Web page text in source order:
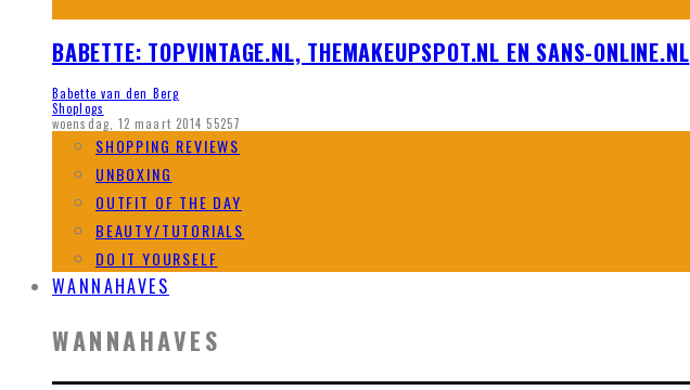
BABETTE: TOPVINTAGE.NL, THEMAKEUPSPOT.NL EN SANS-ONLINE.NL
Babette van den Berg
Shoplogs
woensdag, 12 maart 2014 55257
SHOPPING REVIEWS
UNBOXING
OUTFIT OF THE DAY
BEAUTY/TUTORIALS
DO IT YOURSELF
WANNAHAVES
WANNAHAVES